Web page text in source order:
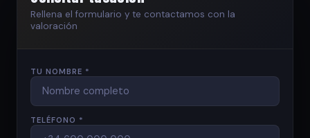
Rellena el formulario y te contactamos con la
valoración
TU NOMBRE *
TELÉFONO *